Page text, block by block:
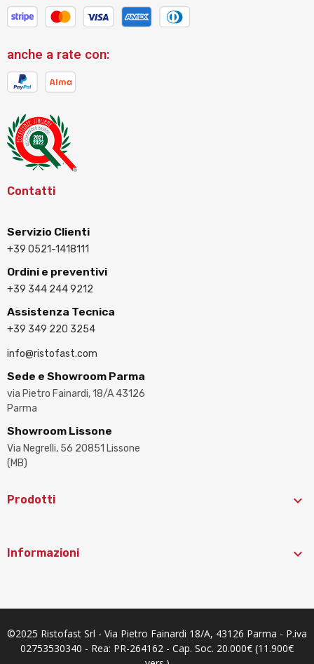
anche a rate con:
Contatti
Servizio Clienti
+39 0521-1418111
Ordini e preventivi
+39 344 244 9212
Assistenza Tecnica
+39 349 220 3254
info@ristofast.com
Sede e Showroom Parma
via Pietro Fainardi, 18/A 43126
Parma
Showroom Lissone
Via Negrelli, 56 20851 Lissone
(MB)
Prodotti 
Informazioni 
©2025 Ristofast Srl - Via Pietro Fainardi 18/A, 43126 Parma - P.iva
02753530340 - Rea: PR-264162 - Cap. Soc. 20.000€ (11.900€